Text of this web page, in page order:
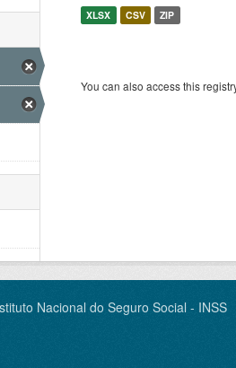
XLSX CSV ZIP
You can also access this
Nacional do Seguro Social - INSS